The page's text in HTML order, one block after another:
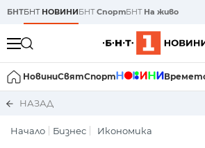
БНТБНТ НОВИНИБНТСпортБНТ На живо
НовиниСвятСпорт
НАЗАД
Начало Бизнес Икономика